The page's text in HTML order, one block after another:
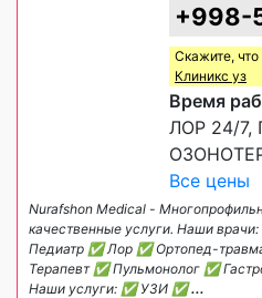
+998-
Скажите,
Клиникс уз
Время
ЛОР 24/7,
Все цены
Nurafshon Medical -
качественные услуги. Наши
Педиатр ✅ Лор ✅ Ортопед-
Терапевт ✅ Пульмонолог ✅
Наши услуги: ✅ УЗИ ✅...